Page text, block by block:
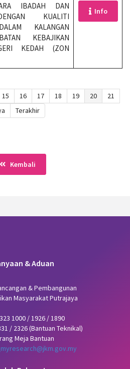
IBADAH DAN
KUALITI
KALANGAN
KEBAJIKAN
KEDAH (ZON
Info
15 16 17 18 19 20
21
Terakhir
Kembali
& Aduan
& Pembangunan
Masyarakat Putrajaya
1000 / 1926 / 1890
/ 2326 (Bantuan Teknikal)
Meja Bantuan